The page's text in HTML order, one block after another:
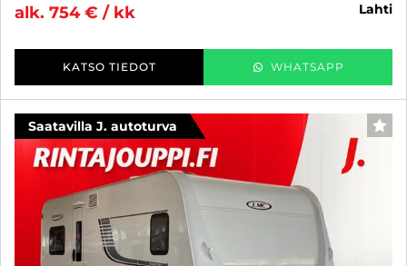
alk. 754 € / kk
lahti
KATSO TIEDOT WHATSAPP
Saatavilla J. autoturva